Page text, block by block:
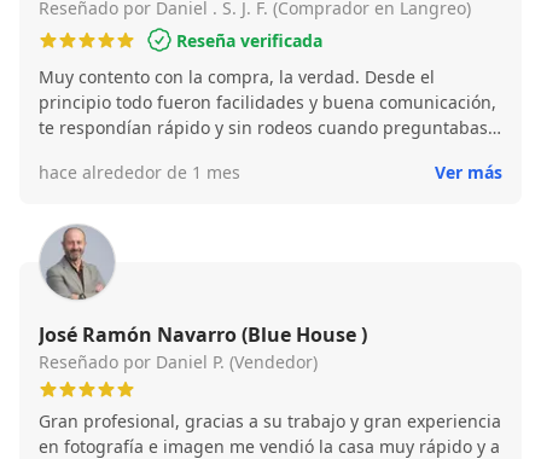
Reseñado por Daniel . S. J. F. (Comprador en Langreo)
Reseña verificada
Muy contento con la compra, la verdad. Desde el
principio todo fueron facilidades y buena comunicación,
te respondían rápido y sin rodeos cuando preguntabas
surgió un imprevisto y se me retrasó todo un poco
pusieron ningún problema y lo aceptaron fuera del
plazo que teníamos marcado. Se nota cuando alguien
quiere que las cosas salgan bien de verdad. Repetiría
sin dudarlo.
hace alrededor de 1 mes Ver más
José Ramón Navarro (Blue House )
Reseñado por Daniel P. (Vendedor)
Gran profesional, gracias a su trabajo y gran experiencia
en fotografía e imagen me vendió la casa muy rápido y a